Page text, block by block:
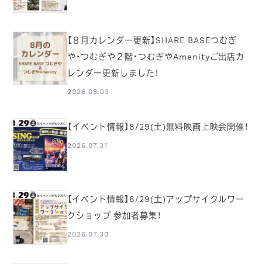
【８月カレンダー更新】SHARE BASEつむぎ
や・つむぎや２階・つむぎやAmenityご出店カ
レンダー更新しました！
2026.08.03
【イベント情報】8/29(土)無料映画上映会開催！
2026.07.31
【イベント情報】8/29(土)アップサイクルワー
クショップ 参加者募集！
2026.07.30